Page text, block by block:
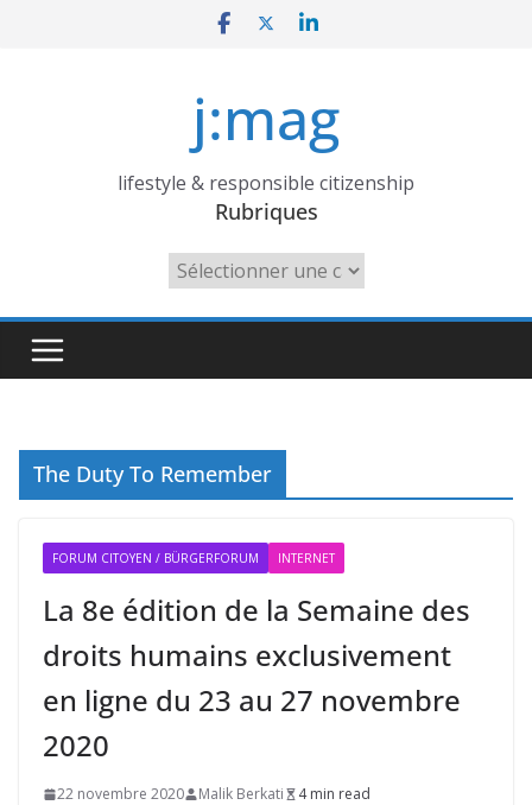
j:mag
lifestyle & responsible citizenship
Rubriques
Rubriques
The Duty To Remember
FORUM CITOYEN / BÜRGERFORUM INTERNET
La 8e édition de la Semaine des
droits humains exclusivement
en ligne du 23 au 27 novembre
2020
22 novembre 2020 Malik Berkati
4 min read